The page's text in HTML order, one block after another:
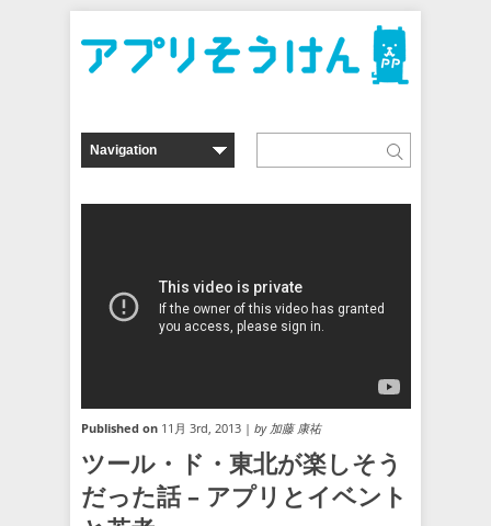
Published on 11月 3rd, 2013 | by 加藤 康祐
ツール・ド・東北が楽しそう
だった話 – アプリとイベント